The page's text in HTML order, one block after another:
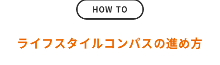
HOW TO
ライフスタイルコンパスの進め方